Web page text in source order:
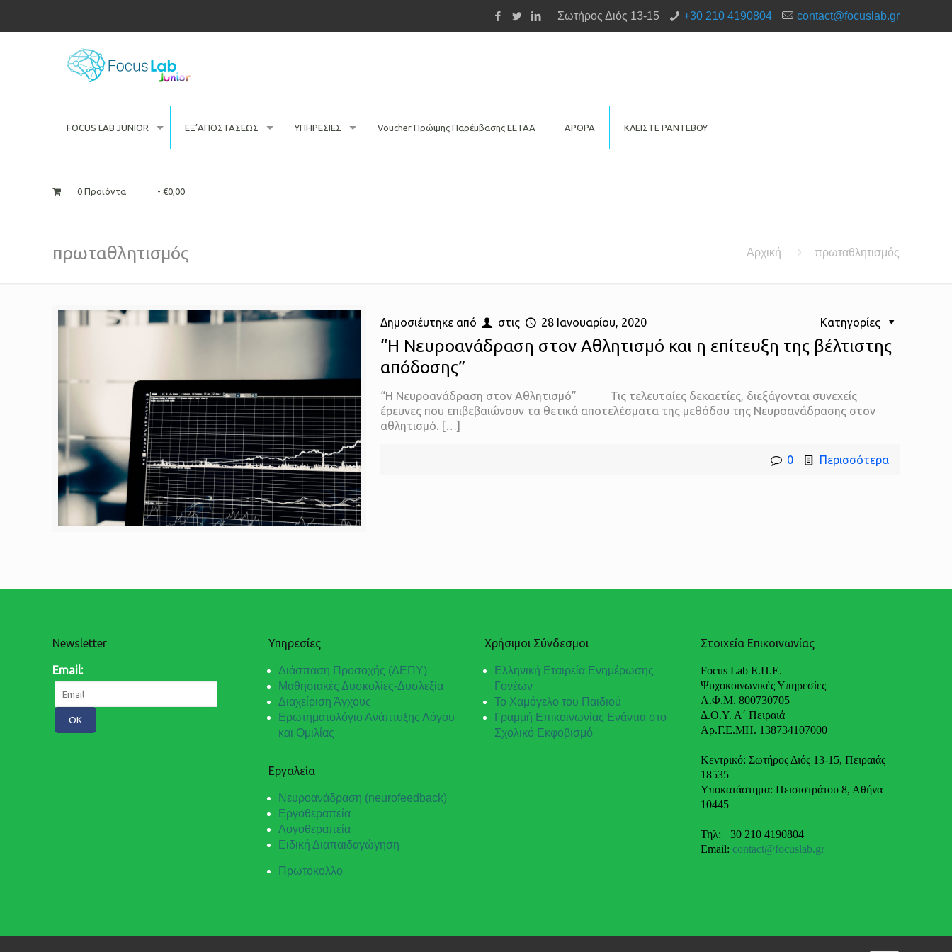
Σωτήρος Διός 13-15 +30 210 4190804 contact@focuslab.gr
FOCUS LAB JUNIOR ΕΞ’ΑΠΟΣΤΑΣΕΩΣ ΥΠΗΡΕΣΙΕΣ Voucher Πρώιμης Παρέμβασης ΕΕΤΑΑ ΑΡΘΡΑ ΚΛΕΙΣΤΕ ΡΑΝΤΕΒΟΥ
0 Προϊόντα €0,00
πρωταθλητισμός Αρχική πρωταθλητισμός
Δημοσιέυτηκε από στις 28 Ιανουαρίου, 2020 Κατηγορίες
“Η Νευροανάδραση στον Αθλητισμό και η επίτευξη της βέλτιστης
απόδοσης”
“Η Νευροανάδραση στον Αθλητισμό” Τις τελευταίες δεκαετίες, διεξάγονται συνεχείς
έρευνες που επιβεβαιώνουν τα θετικά αποτελέσματα της μεθόδου της Νευροανάδρασης στον
αθλητισμό.[…]
0 Περισσότερα
Newsletter
Email:
Υπηρεσίες
Διάσπαση Προσοχής (ΔΕΠΥ)
Μαθησιακές Δυσκολίες-Δυσλεξία
Διαχείριση Άγχους
Ερωτηματολόγιο Ανάπτυξης Λόγου
και Ομιλίας
Εργαλεία
Νευροανάδραση (neurofeedback)
Εργοθεραπεία
Λογοθεραπεία
Ειδική Διαπαιδαγώγηση
Πρωτόκολλο
Χρήσιμοι Σύνδεσμοι
Ελληνική Εταιρεία Ενημέρωσης
Γονέων
Το Χαμόγελο του Παιδιού
Γραμμή Επικοινωνίας Ενάντια στο
Σχολικό Εκφοβισμό
Στοιχεία Επικοινωνίας
Focus Lab Ε.Π.Ε.
Ψυχοκοινωνικές Υπηρεσίες
Α.Φ.Μ. 800730705
Δ.Ο.Υ. Α΄ Πειραιά
Αρ.Γ.Ε.ΜΗ. 138734107000
Κεντρικό: Σωτήρος Διός 13-15, Πειραιάς
18535
Υποκατάστημα: Πεισιστράτου 8, Αθήνα
10445
Τηλ: +30 210 4190804
Email:contact@focuslab.gr